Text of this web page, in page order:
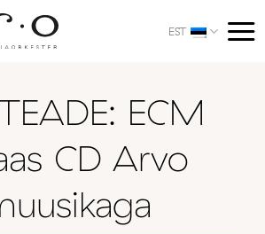
EST
ECM
CD Arvo